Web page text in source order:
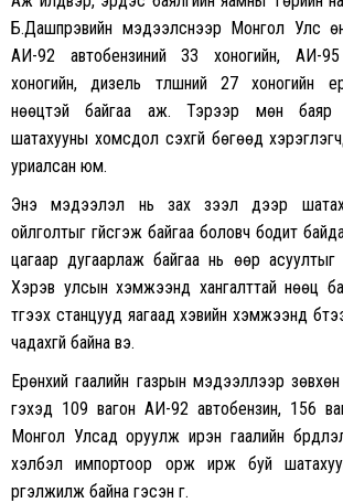
Б.Дашпүрэвийн мэдээлснээр Монгол Улс
АИ-92 автобензиний 33 хоногийн, АИ-
хоногийн, дизель түлшний 27 хоногийн
нөөцтэй байгаа аж. Тэрээр мөн баяр
шатахууны хомсдол үүсэхгүй бөгөөд
уриалсан юм.
Энэ мэдээлэл нь зах зээл дээр
ойлголтыг үгүйсгэж байгаа боловч бодит
цагаар дугаарлаж байгаа нь өөр
Хэрэв улсын хэмжээнд хангалттай нөөц
түгээх станцууд яагаад хэвийн хэмжээнд
чадахгүй байна вэ.
Ерөнхий гаалийн газрын мэдээллээр зөвхөн
гэхэд 109 вагон АИ-92 автобензин, 156
Монгол Улсад оруулж ирэн гаалийн
хэлбэл импортоор орж ирж буй
үргэлжилж байна гэсэн үг.